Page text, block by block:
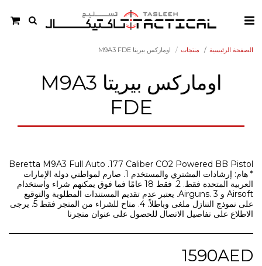
الصفحة الرئيسية منتجات اوماركس بيريتا M9A3 FDE
اوماركس بيريتا M9A3
FDE
Beretta M9A3 Full Auto .177 Caliber CO2 Powered BB Pistol
* هام: إرشادات المشتري والمستخدم 1. صارم لمواطني دولة الإمارات
العربية المتحدة فقط. 2. فقط 18 عامًا فما فوق يمكنهم شراء واستخدام
Airsoft و Airguns. 3. يعتبر عدم تقديم المستندات المطلوبة والتوقيع
على نموذج التنازل ملغى وباطلاً. 4. متاح للشراء من المتجر فقط 5. يرجى
الاطلاع على تفاصيل الاتصال للحصول على عنوان متجرنا
1590AED